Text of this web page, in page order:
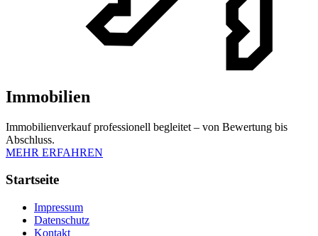
Immobilien
Immobilienverkauf professionell begleitet – von Bewertung bis
Abschluss.
MEHR ERFAHREN
Startseite
Impressum
Datenschutz
Kontakt